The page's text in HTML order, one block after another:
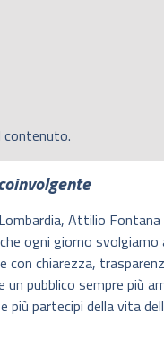
contenuto.
Attilio
ogni giorno svolgiamo
con chiarezza,
pubblico sempre più
più partecipi della vita